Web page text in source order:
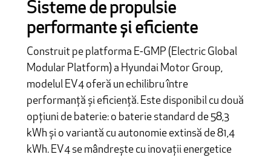
Sisteme de propulsie
performante și eficiente
Construit pe platforma E-GMP (Electric Global
Modular Platform) a Hyundai Motor Group,
modelul EV4 oferă un echilibru între
performanță și eficiență. Este disponibil cu două
opțiuni de baterie: o baterie standard de 58,3
kWh și o variantă cu autonomie extinsă de 81,4
kWh. EV4 se mândrește cu inovații energetice